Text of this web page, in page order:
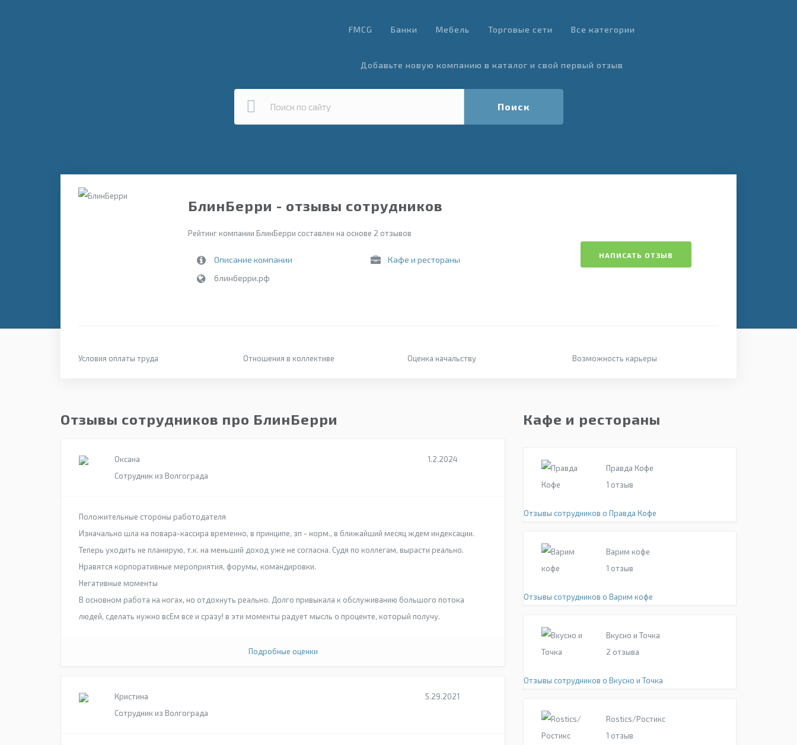
FMCG Банки Мебель Торговые сети Все категории
Добавьте новую компанию в каталог и свой первый отзыв
Поиск
БлинБерри - отзывы сотрудников
Рейтинг компании БлинБерри составлен на основе 2 отзывов
Описание компании
Кафе и рестораны
блинберри.рф
НАПИСАТЬ ОТЗЫВ
Условия оплаты труда Отношения в коллективе Оценка начальству Возможность карьеры
Отзывы сотрудников про БлинБерри
Оксана
Сотрудник из Волгограда
1.2.2024
Положительные стороны работодателя
Изначально шла на повара-кассира временно, в принципе, зп - норм., в ближайший месяц ждем индексации.
Теперь уходить не планирую, т.к. на меньший доход уже не согласна. Судя по коллегам, вырасти реально.
Нравятся корпоративные мероприятия, форумы, командировки.
Негативные моменты
В основном работа на ногах, но отдохнуть реально. Долго привыкала к обслуживанию большого потока
людей, сделать нужно всЕм все и сразу! в эти моменты радует мысль о проценте, который получу.
Подробные оценки
Кристина
Сотрудник из Волгограда
5.29.2021
Кафе и рестораны
Правда Кофе
1 отзыв
Отзывы сотрудников о Правда Кофе
Варим кофе
1 отзыв
Отзывы сотрудников о Варим кофе
Вкусно и Точка
2 отзыва
Отзывы сотрудников о Вкусно и Точка
Rostics/Ростикс
1 отзыв